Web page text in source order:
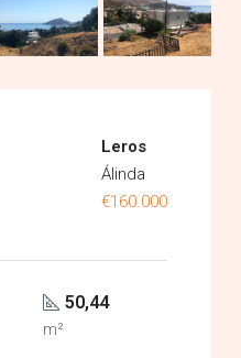
Leros
Álinda
€160.000
50,44
m²